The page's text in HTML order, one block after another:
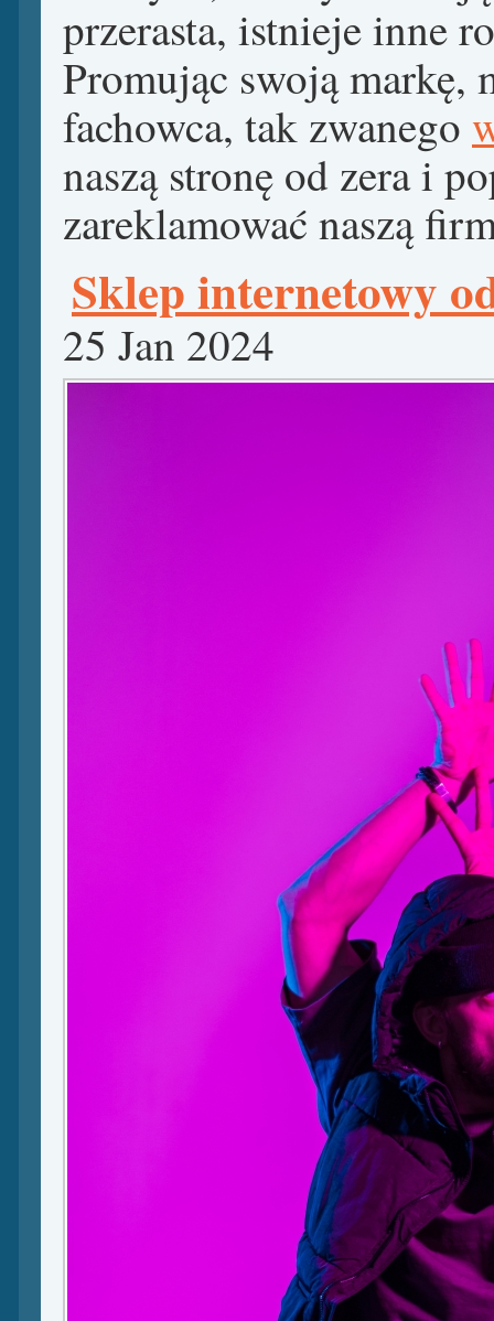
przerasta, istnieje inne
Promując swoją markę,
fachowca, tak zwanego
naszą stronę od zera i
zareklamować naszą
Sklep internetowy
25 Jan 2024